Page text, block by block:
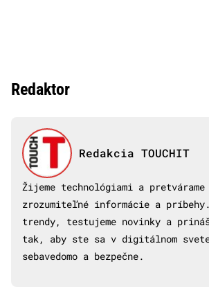
Redaktor
Redakcia TOUCHIT
Žijeme technológiami a
zrozumiteľné informácie a
trendy, testujeme novinky a
tak, aby ste sa v digitálnom
sebavedomo a bezpečne.